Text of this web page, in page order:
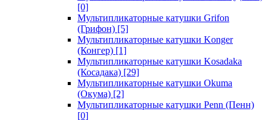
[0]
Мультипликаторные катушки Grifon
(Грифон) [5]
Мультипликаторные катушки Konger
(Конгер) [1]
Мультипликаторные катушки Kosadaka
(Косадака) [29]
Мультипликаторные катушки Okuma
(Окума) [2]
Мультипликаторные катушки Penn (Пенн)
[0]